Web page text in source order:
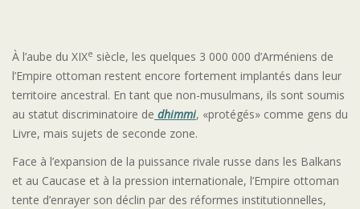
À l’aube du XIXe siècle, les quelques 3 000 000 d’Arméniens de
l’Empire ottoman restent encore fortement implantés dans leur
territoire ancestral. En tant que non-musulmans, ils sont soumis
au statut discriminatoire de dhimmi, «protégés» comme gens du
Livre, mais sujets de seconde zone.
Face à l’expansion de la puissance rivale russe dans les Balkans
et au Caucase et à la pression internationale, l’Empire ottoman
tente d’enrayer son déclin par des réformes institutionnelles,